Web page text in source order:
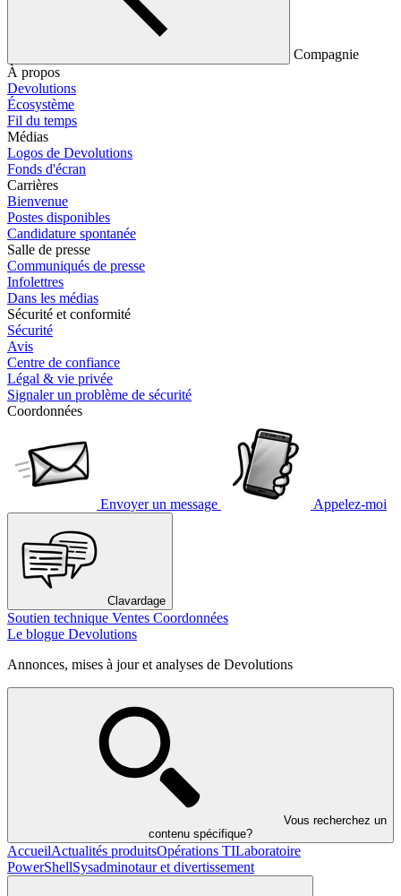
Compagnie
À propos
Devolutions
Écosystème
Fil du temps
Médias
Logos de Devolutions
Fonds d'écran
Carrières
Bienvenue
Postes disponibles
Candidature spontanée
Salle de presse
Communiqués de presse
Infolettres
Dans les médias
Sécurité et conformité
Sécurité
Avis
Centre de confiance
Légal & vie privée
Signaler un problème de sécurité
Coordonnées
Envoyer un message Appelez-moi
Clavardage
Soutien technique Ventes Coordonnées
Le blogue Devolutions
Annonces, mises à jour et analyses de Devolutions
Vous recherchez un
contenu spécifique?
AccueilActualités produitsOpérations TILaboratoire
PowerShellSysadminotaur et divertissement